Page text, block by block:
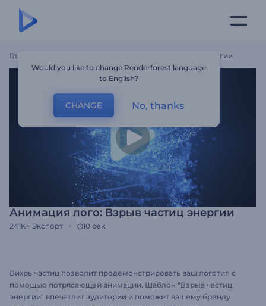
Главная Анимация Лого: Взрыв Частиц Энергии
Анимация лого: Взрыв частиц энергии
241K+ Экспорт 10 сек
Вихрь частиц позволит продемонстрировать ваш логотип с
помощью потрясающей анимации. Шаблон "Взрыв частиц
энергии" впечатлит аудитории и поможет вашему бренду
Would you like to change Renderforest language
to English?
CHANGE No, thanks